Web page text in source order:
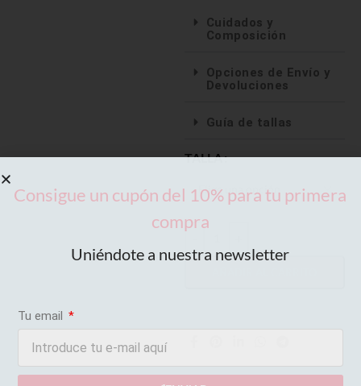
Cuidados y
Composición
Opciones de Envío y
Devoluciones
Guía de tallas
TALLA
Consigue un cupón del 10% para tu primera
compra
Uniéndote a nuestra newsletter
Tu email